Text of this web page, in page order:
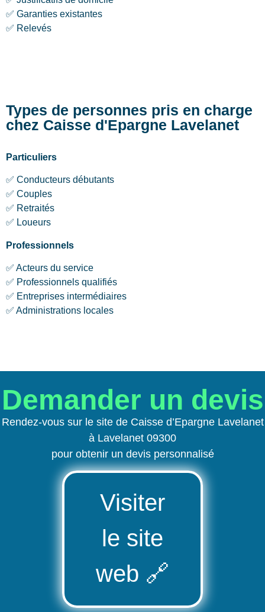
✅ Garanties existantes
✅ Relevés
Types de personnes pris en charge
chez Caisse d'Epargne Lavelanet
Particuliers
✅ Conducteurs débutants
✅ Couples
✅ Retraités
✅ Loueurs
Professionnels
✅ Acteurs du service
✅ Professionnels qualifiés
✅ Entreprises intermédiaires
✅ Administrations locales
Demander un devis
Rendez-vous sur le site de Caisse d’Epargne Lavelanet
à Lavelanet 09300
pour obtenir un devis personnalisé
Visiter
le site
web 🔗